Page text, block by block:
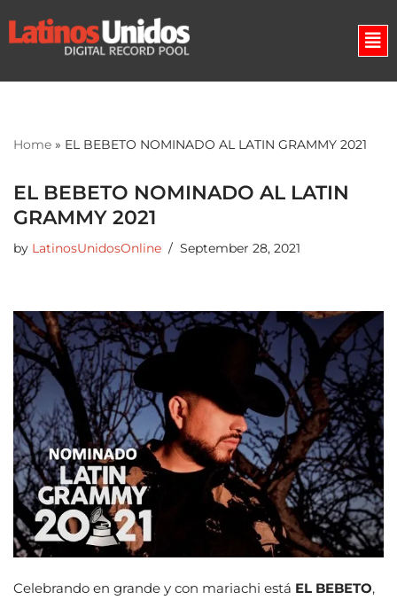
Skip
Home » EL BEBETO NOMINADO AL LATIN GRAMMY 2021
EL BEBETO NOMINADO AL LATIN
GRAMMY 2021
by LatinosUnidosOnline September 28, 2021
Celebrando en grande y con mariachi está EL BEBETO,